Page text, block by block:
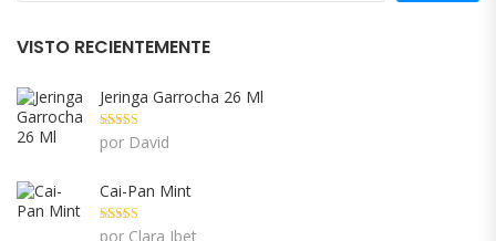
VISTO RECIENTEMENTE
Jeringa Garrocha 26 Ml
Valorado con
5 de 5
por David
Cai-Pan Mint
Valorado con
por Clara Ibet